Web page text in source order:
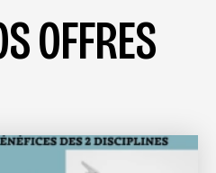
OFFRES